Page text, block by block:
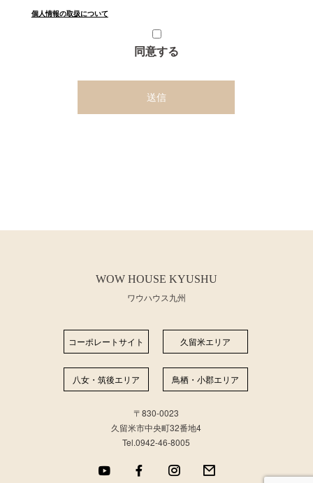
個人情報の取扱について
同意する
WOW HOUSE KYUSHU
ワウハウス九州
コーポレートサイト 久留米エリア
八女・筑後エリア ⿃栖・⼩郡エリア
〒830-0023
久留米市中央町32番地4
Tel.0942-46-8005